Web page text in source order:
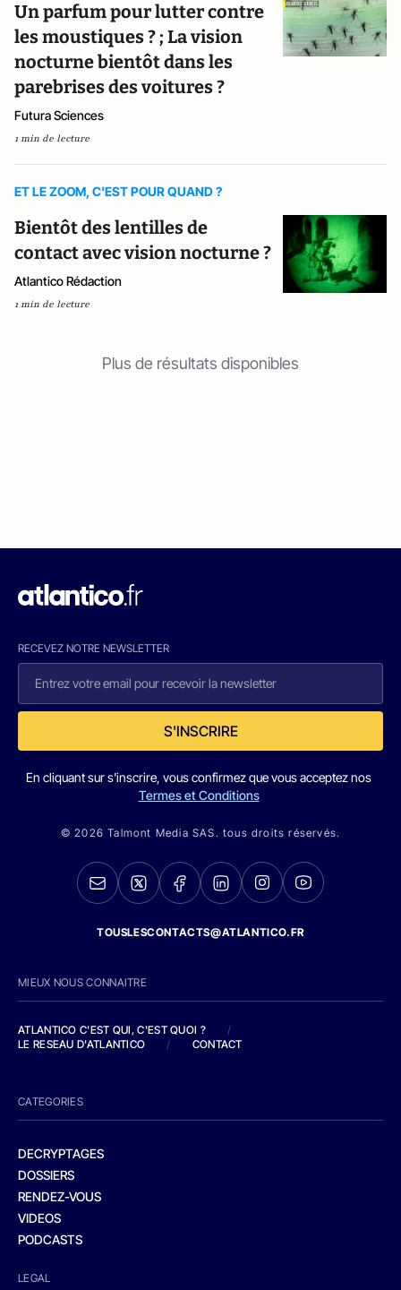
Un parfum pour lutter contre
les moustiques ? ; La vision
nocturne bientôt dans les
parebrises des voitures ?
Futura Sciences
1 min de lecture
ET LE ZOOM, C'EST POUR QUAND ?
Bientôt des lentilles de
contact avec vision nocturne ?
Atlantico Rédaction
1 min de lecture
Plus de résultats disponibles
RECEVEZ NOTRE NEWSLETTER
S'INSCRIRE
En cliquant sur s'inscrire, vous confirmez que vous acceptez nos
Termes et Conditions
© 2026 Talmont Media SAS. tous droits réservés.
TOUSLESCONTACTS@ATLANTICO.FR
MIEUX NOUS CONNAITRE
ATLANTICO C'EST QUI, C'EST QUOI ?
/
LE RESEAU D'ATLANTICO
/ CONTACT
CATEGORIES
DECRYPTAGES
DOSSIERS
RENDEZ-VOUS
VIDEOS
PODCASTS
LEGAL